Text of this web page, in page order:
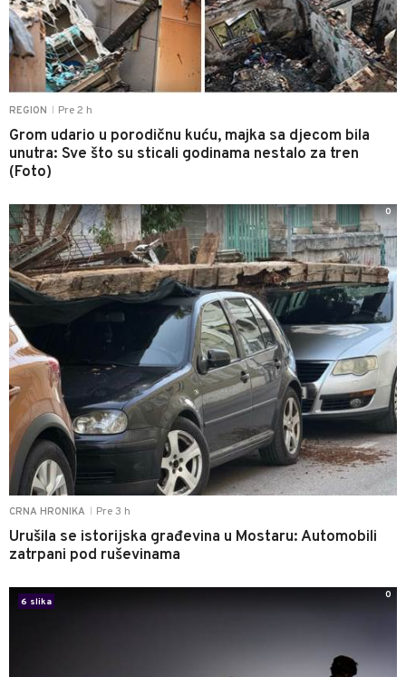
REGION Pre 2 h
Grom udario u porodičnu kuću, majka sa djecom bila
unutra: Sve što su sticali godinama nestalo za tren
(Foto)
CRNA HRONIKA Pre 3 h
Urušila se istorijska građevina u Mostaru: Automobili
zatrpani pod ruševinama
0
6 slika
0